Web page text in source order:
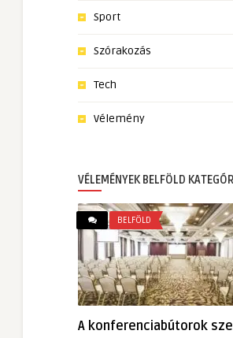
Sport
Szórakozás
Tech
Vélemény
VÉLEMÉNYEK BELFÖLD
BELFÖLD
A konferenciabútorok